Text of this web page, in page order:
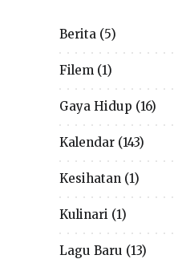
Berita (5)
Filem (1)
Gaya Hidup (16)
Kalendar (143)
Kesihatan (1)
Kulinari (1)
Lagu Baru (13)